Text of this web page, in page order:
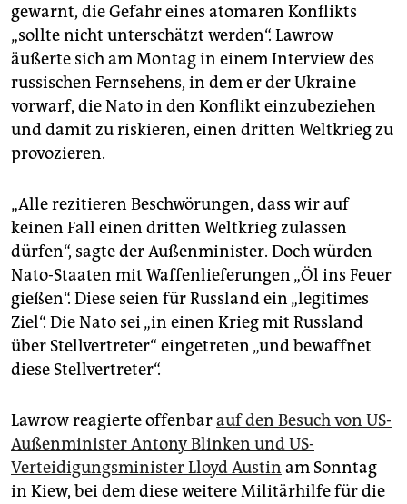
gewarnt, die Gefahr eines atomaren Konflikts
„sollte nicht unterschätzt werden“. Lawrow
äußerte sich am Montag in einem Interview des
russischen Fernsehens, in dem er der Ukraine
vorwarf, die Nato in den Konflikt einzubeziehen
und damit zu riskieren, einen dritten Weltkrieg zu
provozieren.
„Alle rezitieren Beschwörungen, dass wir auf
keinen Fall einen dritten Weltkrieg zulassen
dürfen“, sagte der Außenminister. Doch würden
Nato-Staaten mit Waffenlieferungen „Öl ins Feuer
gießen“. Diese seien für Russland ein „legitimes
Ziel“. Die Nato sei „in einen Krieg mit Russland
über Stellvertreter“ eingetreten „und bewaffnet
diese Stellvertreter“.
Lawrow reagierte offenbarauf den Besuch von US-
Außenminister Antony Blinken und US-
Verteidigungsminister Lloyd Austin am Sonntag
in Kiew, bei dem diese weitere Militärhilfe für die